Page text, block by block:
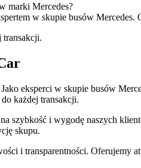
marki Mercedes?
w skupie busów
transakcji.
eksperci w skupie busów
każdej transakcji.
szybkość i wygodę naszych
skupu.
i transparentności.